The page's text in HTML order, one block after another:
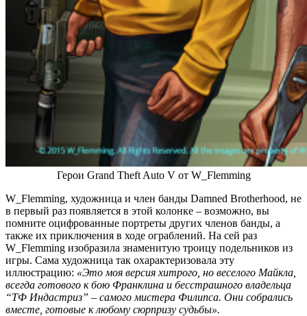
Герои Grand Theft Auto V от W_Flemming
W_Flemming, художница и член банды Damned Brotherhood, не
в первый раз появляется в этой колонке – возможно, вы
помните оцифрованные портреты других членов банды, а
также их приключения в ходе ограблений. На сей раз
W_Flemming изобразила знаменитую троицу подельников из
игры. Сама художница так охарактеризовала эту
иллюстрацию: «Это моя версия хитрого, но веселого Майкла,
всегда готового к бою Франклина и бесстрашного владельца
“ТФ Индастриз” – самого мистера Филипса. Они собрались
вместе, готовые к любому сюрпризу судьбы».